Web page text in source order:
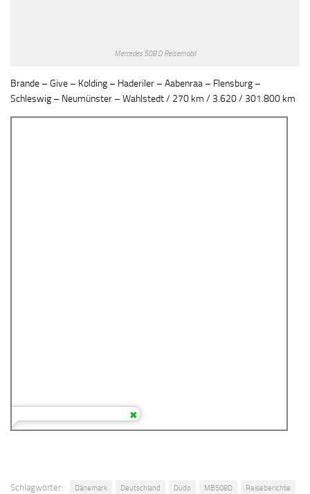
Mercedes 508 D Reisemobil
Brande – Give – Kolding – Haderiler – Aabenraa – Flensburg –
Schleswig – Neumünster – Wahlstedt / 270 km / 3.620 / 301.800 km
Schlagwörter: Dänemark Deutschland Düdo MB508D Reiseberichte